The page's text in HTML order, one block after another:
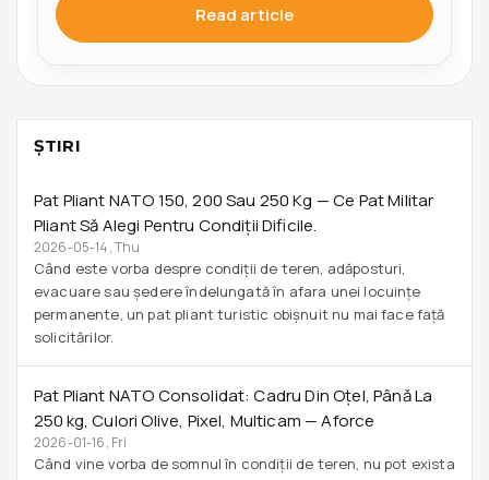
Read article
ŞTIRI
Pat Pliant NATO 150, 200 Sau 250 Kg — Ce Pat Militar
Pliant Să Alegi Pentru Condiții Dificile.
2026-05-14, Thu
Când este vorba despre condiții de teren, adăposturi,
evacuare sau ședere îndelungată în afara unei locuințe
permanente, un pat pliant turistic obișnuit nu mai face față
solicitărilor.
Pat Pliant NATO Consolidat: Cadru Din Oțel, Până La
250 Kg, Culori Olive, Pixel, Multicam — Aforce
2026-01-16, Fri
Când vine vorba de somnul în condiții de teren, nu pot exista